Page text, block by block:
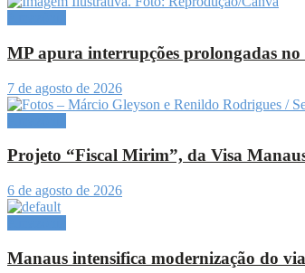
MP apura interrupções prolongadas no
7 de agosto de 2026
Projeto “Fiscal Mirim”, da Visa
6 de agosto de 2026
Manaus intensifica modernização do